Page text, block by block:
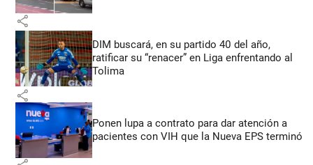
share
DIM buscará, en su partido 40 del año,
ratificar su “renacer” en Liga enfrentando al
Tolima
share
Ponen lupa a contrato para dar atención a
pacientes con VIH que la Nueva EPS terminó